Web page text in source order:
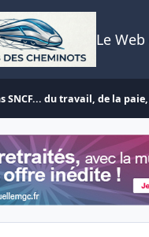
Le
SNCF... du travail, de la